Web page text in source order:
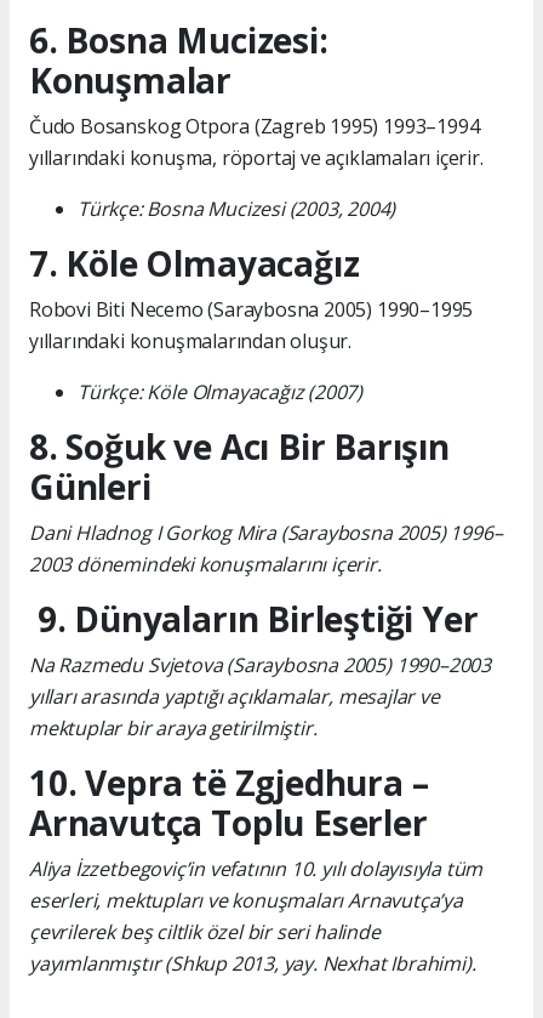
6. Bosna Mucizesi:
Konuşmalar
Čudo Bosanskog Otpora (Zagreb 1995) 1993–1994
yıllarındaki konuşma, röportaj ve açıklamaları içerir.
Türkçe: Bosna Mucizesi (2003, 2004)
7. Köle Olmayacağız
Robovi Biti Necemo (Saraybosna 2005) 1990–1995
yıllarındaki konuşmalarından oluşur.
Türkçe: Köle Olmayacağız (2007)
8. Soğuk ve Acı Bir Barışın
Günleri
Dani Hladnog I Gorkog Mira (Saraybosna 2005) 1996–
2003 dönemindeki konuşmalarını içerir.
9. Dünyaların Birleştiği Yer
Na Razmedu Svjetova (Saraybosna 2005) 1990–2003
yılları arasında yaptığı açıklamalar, mesajlar ve
mektuplar bir araya getirilmiştir.
10. Vepra të Zgjedhura –
Arnavutça Toplu Eserler
Aliya İzzetbegoviç’in vefatının 10. yılı dolayısıyla tüm
eserleri, mektupları ve konuşmaları Arnavutça’ya
çevrilerek beş ciltlik özel bir seri halinde
yayımlanmıştır (Shkup 2013, yay. Nexhat Ibrahimi).